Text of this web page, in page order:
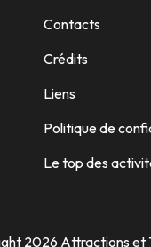
Contacts
Crédits
Liens
Politique de
Le top des
2026 Attractions et